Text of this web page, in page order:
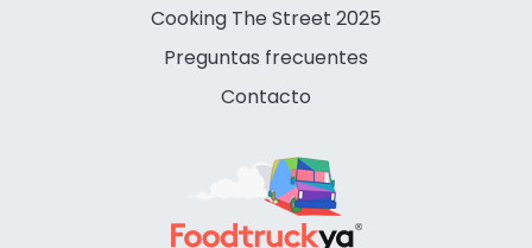
Cooking The Street 2025
Preguntas frecuentes
Contacto